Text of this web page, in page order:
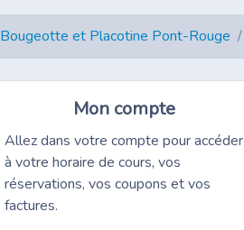
Bougeotte et Placotine Pont-Rouge
Mon compte
Allez dans votre compte pour accéder
à votre horaire de cours, vos
réservations, vos coupons et vos
factures.